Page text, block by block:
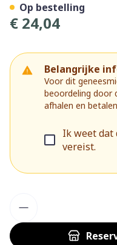
€ 24,04
Belangrijke
Voor dit
beoordeling door
afhalen en
Ik weet
vereist.
Op bestelling